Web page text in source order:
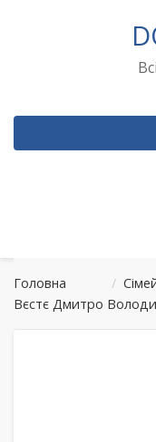
Головна /
Вєстє Дмитро